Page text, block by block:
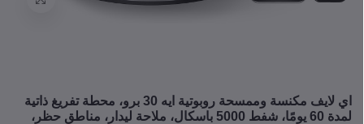
اي لايف مكنسة وممسحة روبوتية ايه 30 برو، محطة تفريغ ذاتية
لمدة 60 يومًا، شفط 5000 باسكال، ملاحة ليدار، مناطق حظر،